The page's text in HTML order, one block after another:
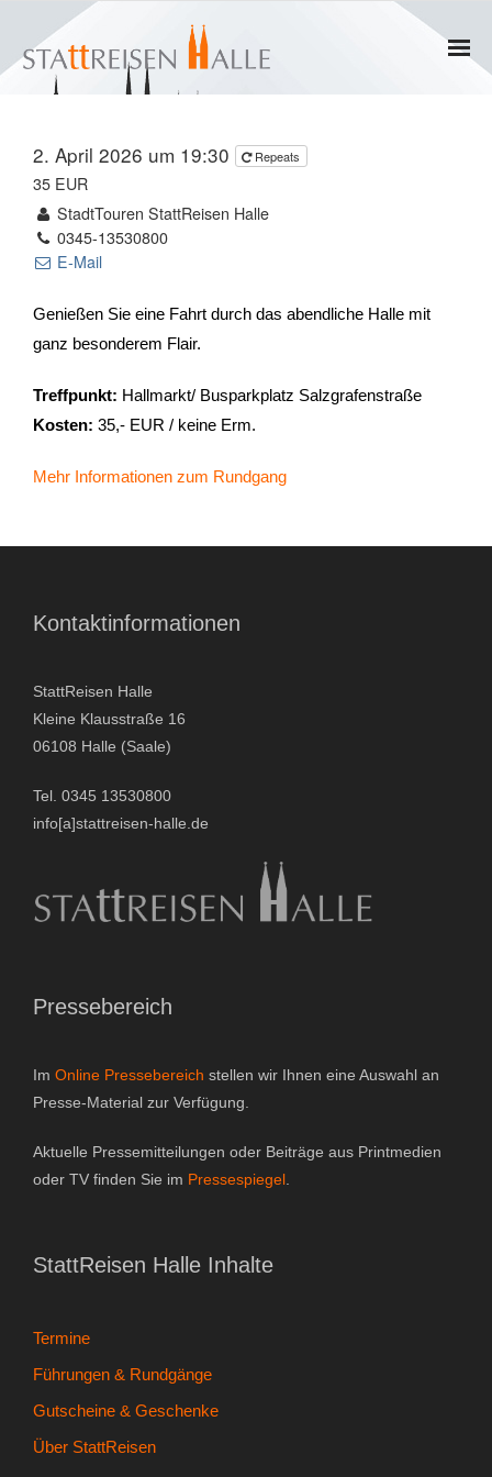
Termine
Gruppen
Führungen & Rundgänge
- Erlebnisführungen & Touren
- Stadtrundfahrten
- Kulinarische Stadtführungen
- Stadtspiele-Outdoor Games
- Firmenangebote
Gutscheine & Geschenke
- Gutschein
- Bücher
- StattReisen Verband
2. April 2026 um 19:30 Repeats
35 EUR
StadtTouren StattReisen Halle
0345-13530800
E-Mail
Genießen Sie eine Fahrt durch das abendliche Halle mit
ganz besonderem Flair.
Treffpunkt: Hallmarkt/ Busparkplatz Salzgrafenstraße
Kosten: 35,- EUR / keine Erm.
Mehr Informationen zum Rundgang
Kontaktinformationen
StattReisen Halle
Kleine Klausstraße 16
06108 Halle (Saale)
Tel. 0345 13530800
info[a]stattreisen-halle.de
Pressebereich
Im Online Pressebereich stellen wir Ihnen eine Auswahl an
Presse-Material zur Verfügung.
Aktuelle Pressemitteilungen oder Beiträge aus Printmedien
oder TV finden Sie im Pressespiegel.
StattReisen Halle Inhalte
Termine
Führungen & Rundgänge
Gutscheine & Geschenke
Über StattReisen